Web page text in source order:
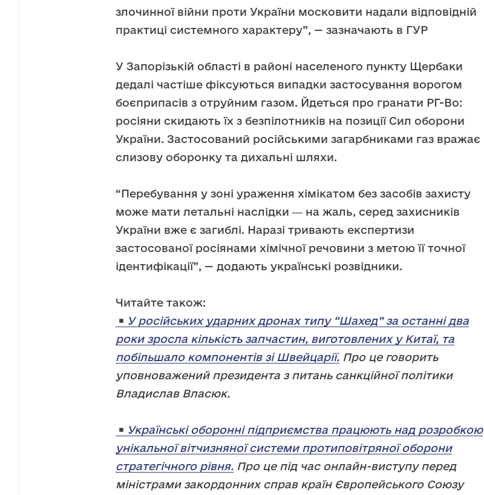
злочинної війни проти України московити надали відповідній
практиці системного характеру”, — зазначають в ГУР
У Запорізькій області в районі населеного пункту Щербаки
дедалі частіше фіксуються випадки застосування ворогом
боєприпасів з отруйним газом. Йдеться про гранати РГ-Во:
росіяни скидають їх з безпілотників на позиції Сил оборони
України. Застосований російськими загарбниками газ вражає
слизову оборонку та дихальні шляхи.
“Перебування у зоні ураження хімікатом без засобів захисту
може мати летальні наслідки ― на жаль, серед захисників
України вже є загиблі. Наразі тривають експертизи
застосованої росіянами хімічної речовини з метою її точної
ідентифікації”, — додають українські розвідники.
Читайте також:
У російських ударних дронах типу “Шахед” за останні два
роки зросла кількість запчастин, виготовлених у Китаї, та
побільшало компонентів зі Швейцарії. Про це говорить
уповноважений президента з питань санкційної політики
Владислав Власюк.
Українські оборонні підприємства працюють над розробкою
унікальної вітчизняної системи протиповітряної оборони
стратегічного рівня. Про це під час онлайн-виступу перед
міністрами закордонних справ країн Європейського Союзу